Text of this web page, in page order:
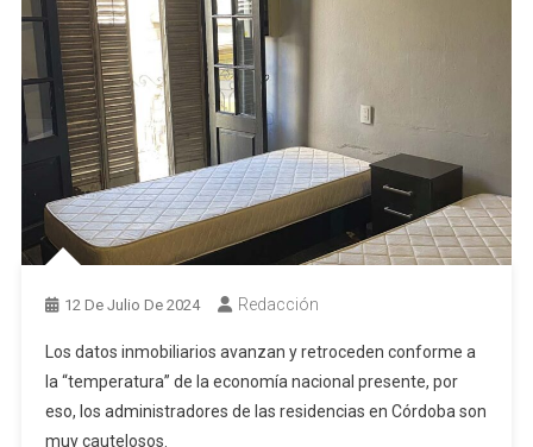
12 De Julio De 2024 Redacción
Los datos inmobiliarios avanzan y retroceden conforme a
la “temperatura” de la economía nacional presente, por
eso, los administradores de las residencias en Córdoba son
muy cautelosos.